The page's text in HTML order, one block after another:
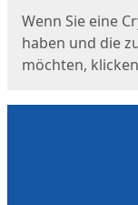
Wenn Sie eine
haben und die
möchten,